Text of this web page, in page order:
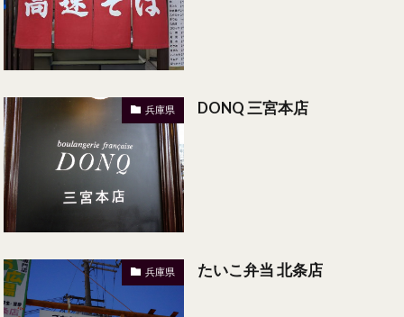
兵庫県 DONQ 三宮本店
兵庫県 たいこ弁当 北条店